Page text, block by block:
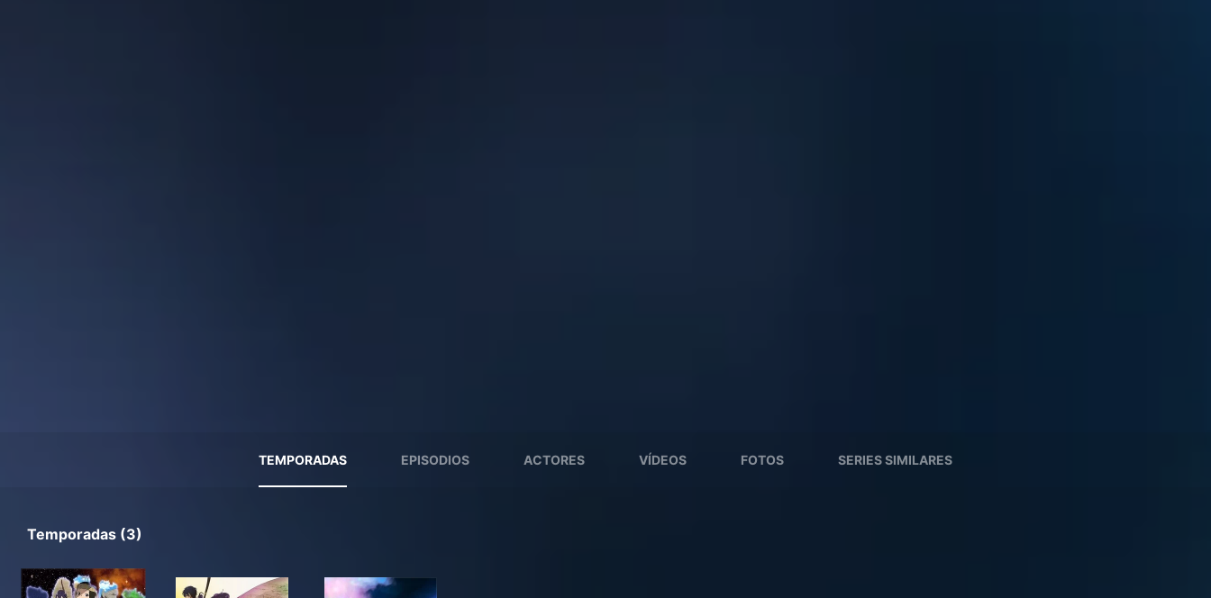
TEMPORADAS EPISODIOS ACTORES VÍDEOS FOTOS SERIES SIMILARES
Temporadas (3)